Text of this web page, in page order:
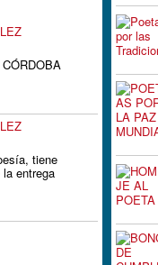
tiene
entrega